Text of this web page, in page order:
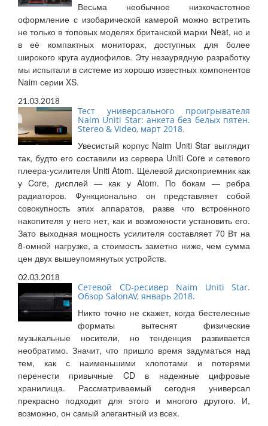
Весьма необычное низкочастотное
оформление с изобарической камерой можно встретить
не только в топовых моделях британской марки Neat, но и
в её компактных мониторах, доступных для более
широкого круга аудиофилов. Эту незаурядную разработку
мы испытали в системе из хорошо известных компонентов
Naim серии XS.
21.03.2018
Тест универсального проигрывателя
Naim Uniti Star: анкета без белых пятен.
Stereo & Video, март 2018.
Увесистый корпус Naim Uniti Star выглядит
так, будто его составили из сервера Uniti Core и сетевого
плеера-усилителя Uniti Atom. Щелевой дископриемник как
у Core, дисплей — как у Atom. По бокам — ребра
радиаторов. Функционально он представляет собой
совокупность этих аппаратов, разве что встроенного
накопителя у него нет, как и возможности установить его.
Зато выходная мощность усилителя составляет 70 Вт на
8-омной нагрузке, а стоимость заметно ниже, чем сумма
цен двух вышеупомянутых устройств.
02.03.2018
Сетевой CD-ресивер Naim Uniti Star.
Обзор SalonAV, январь 2018.
Никто точно не скажет, когда бестелесные
форматы вытеснят физические
музыкальные носители, но тенденция развивается
необратимо. Значит, что пришло время задуматься над
тем, как с наименьшими хлопотами и потерями
перенести привычные CD в надежные цифровые
хранилища. Рассматриваемый сегодня универсал
прекрасно подходит для этого и многого другого. И,
возможно, он самый элегантный из всех.